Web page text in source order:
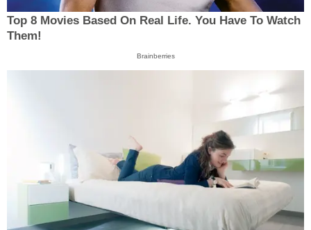
Top 8 Movies Based On Real Life. You Have To Watch
Them!
Brainberries